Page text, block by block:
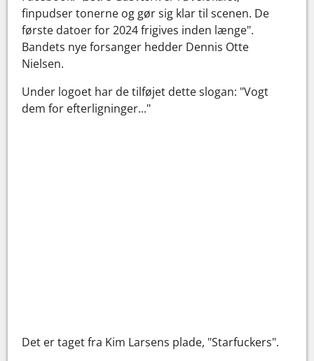
finpudser tonerne og gør sig klar til scenen. De
første datoer for 2024 frigives inden længe".
Bandets nye forsanger hedder Dennis Otte
Nielsen.
Under logoet har de tilføjet dette slogan: "Vogt
dem for efterligninger..."
Det er taget fra Kim Larsens plade, "Starfuckers".